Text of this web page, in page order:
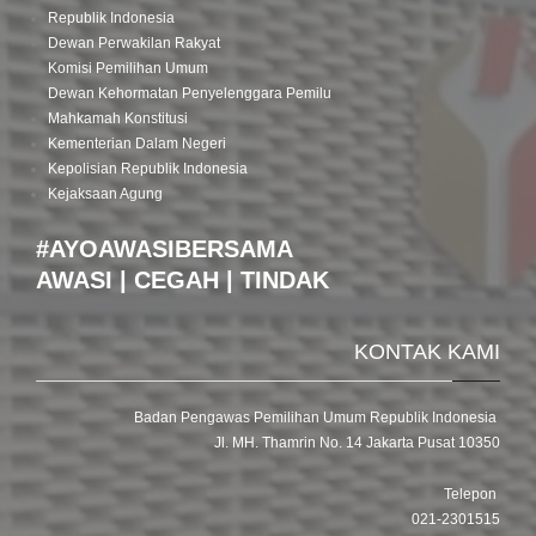
Republik Indonesia
Dewan Perwakilan Rakyat
Komisi Pemilihan Umum
Dewan Kehormatan Penyelenggara Pemilu
Mahkamah Konstitusi
Kementerian Dalam Negeri
Kepolisian Republik Indonesia
Kejaksaan Agung
#AYOAWASIBERSAMA
AWASI | CEGAH | TINDAK
KONTAK KAMI
Badan Pengawas Pemilihan Umum Republik Indonesia
Jl. MH. Thamrin No. 14 Jakarta Pusat 10350
Telepon
021-2301515